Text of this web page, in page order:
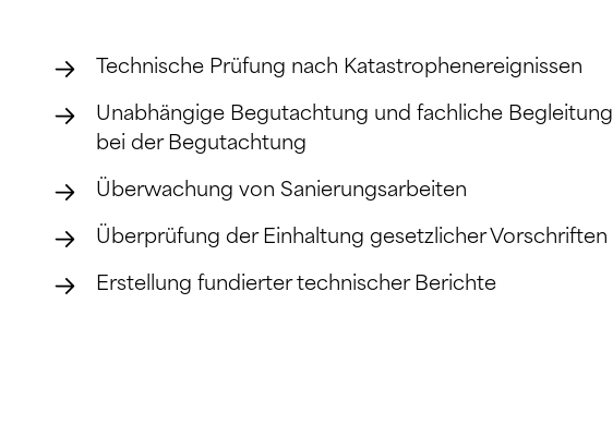
Technische Prüfung nach Katastrophenereignissen
Unabhängige Begutachtung und fachliche Begleitung
bei der Begutachtung
Überwachung von Sanierungsarbeiten
Überprüfung der Einhaltung gesetzlicher Vorschriften
Erstellung fundierter technischer Berichte